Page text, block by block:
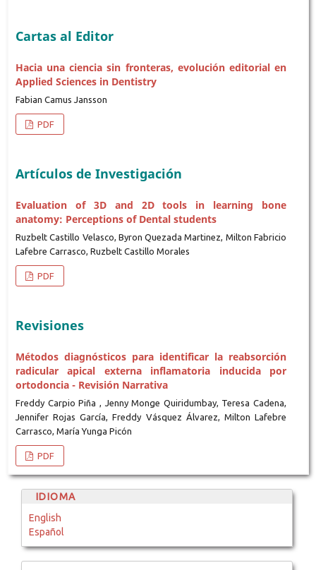
Cartas al Editor
Hacia una ciencia sin fronteras, evolución editorial en
Applied Sciences in Dentistry
Fabian Camus Jansson
PDF
Artículos de Investigación
Evaluation of 3D and 2D tools in learning bone
anatomy: Perceptions of Dental students
Ruzbelt Castillo Velasco, Byron Quezada Martinez, Milton Fabricio
Lafebre Carrasco, Ruzbelt Castillo Morales
PDF
Revisiones
Métodos diagnósticos para identificar la reabsorción
radicular apical externa inflamatoria inducida por
ortodoncia - Revisión Narrativa
Freddy Carpio Piña , Jenny Monge Quiridumbay, Teresa Cadena,
Jennifer Rojas García, Freddy Vásquez Álvarez, Milton Lafebre
Carrasco, María Yunga Picón
PDF
IDIOMA
English
Español